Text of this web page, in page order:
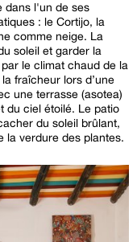
dans l'un de ses
: le Cortijo, la
soleil et garder la
fraîcheur lors d’une
une terrasse (asotea)
étoilé. Le patio
du soleil brûlant,
la verdure des plantes.